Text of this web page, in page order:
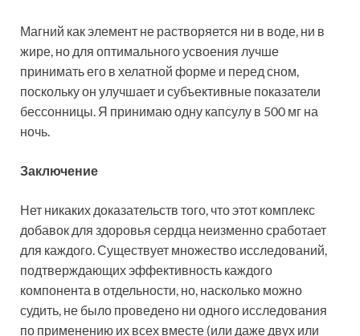
Магний как элемент не растворяется ни в воде, ни в
жире, но для оптимального усвоения лучше
принимать его в хелатной форме и перед сном,
поскольку он улучшает и субъективные показатели
бессонницы. Я принимаю одну капсулу в 500 мг на
ночь.
Заключение
Нет никаких доказательств того, что этот комплекс
добавок для здоровья сердца неизменно сработает
для каждого. Существует множество исследований,
подтверждающих эффективность каждого
компонента в отдельности, но, насколько можно
судить, не было проведено ни одного исследования
по применению их всех вместе (или даже двух или